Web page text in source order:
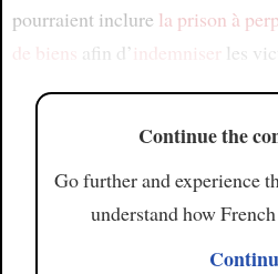
pourraient inclure la prison à
de biens afin d’indemniser les
Continue the
Go further and experience
understand how